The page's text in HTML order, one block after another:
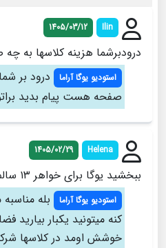
Ilin
1405/03/12
درودبرشما هزینه کلاسها به
استودیو یوگا آراما
درود بر
صفحه هست پیام بدید
Helena
1405/02/29
ببخشید یوگا برای خواهر ۱۳ سالم مناسبه؟
استودیو یوگا آراما
بله مناسبه
کنه میتونید یکبار بیارید
خوشش اومد در کلاسها